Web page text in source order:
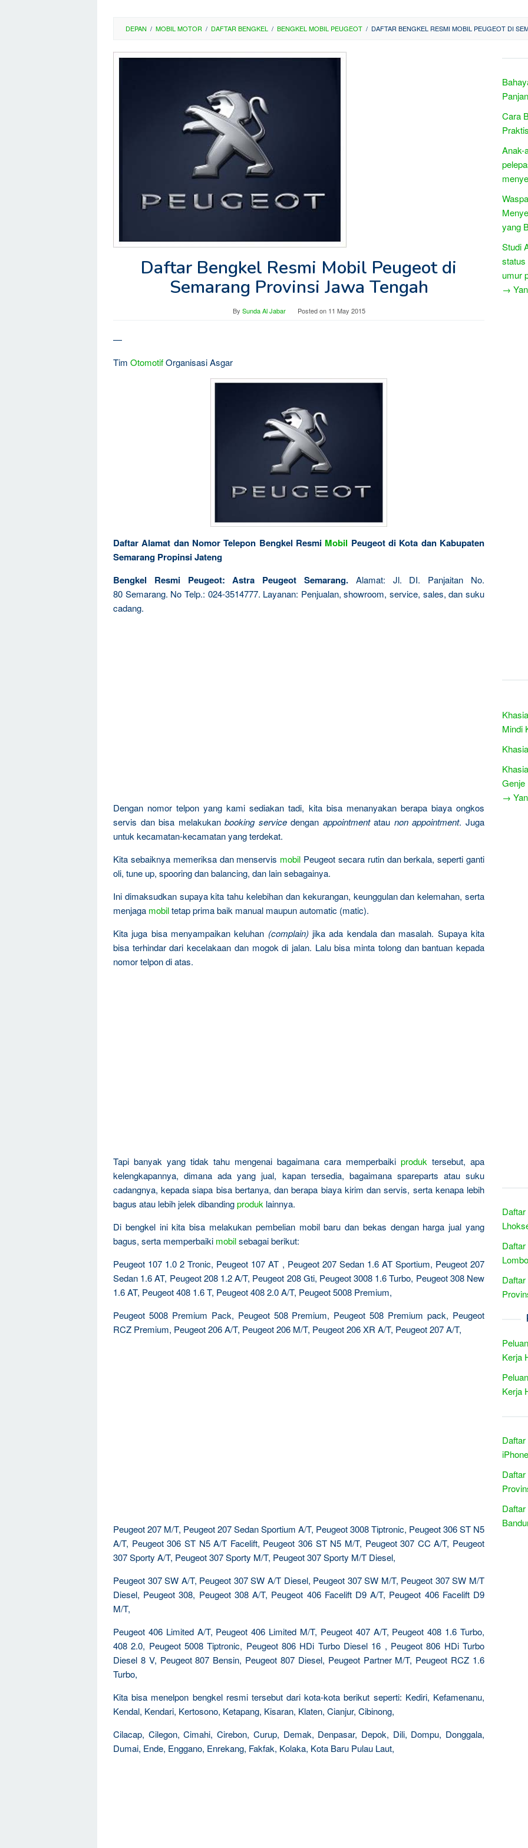
DEPAN / MOBIL MOTOR / DAFTAR BENGKEL / BENGKEL MOBIL PEUGEOT / DAFTAR BENGKEL RESMI MOBIL PEUGEOT DI
Daftar Bengkel Resmi Mobil Peugeot di
Semarang Provinsi Jawa Tengah
By Sunda Al Jabar Posted on 11 May 2015
—
Tim OtomotifOrganisasi Asgar
Daftar Alamat dan Nomor Telepon Bengkel Resmi Mobil Peugeot di Kota dan Kabupaten
Semarang Propinsi Jateng
Bengkel Resmi Peugeot: Astra Peugeot Semarang. Alamat: Jl. DI. Panjaitan No.
80 Semarang. No Telp.: 024-3514777. Layanan: Penjualan, showroom, service, sales, dan suku
cadang.
Dengan nomor telpon yang kami sediakan tadi, kita bisa menanyakan berapa biaya ongkos
servis dan bisa melakukanbooking servicedengan appointmentatau non appointment. Juga
untuk kecamatan-kecamatan yang terdekat.
Kita sebaiknya memeriksa dan menservis mobil Peugeot secara rutin dan berkala, seperti ganti
oli, tune up, spooring dan balancing, dan lain sebagainya.
Ini dimaksudkan supaya kita tahu kelebihan dan kekurangan, keunggulan dan kelemahan, serta
menjaga mobiltetap prima baik manual maupun automatic (matic).
Kita juga bisa menyampaikan keluhan (complain) jika ada kendala dan masalah. Supaya kita
bisa terhindar dari kecelakaan dan mogok di jalan. Lalu bisa minta tolong dan bantuan kepada
nomor telpon di atas.
Tapi banyak yang tidak tahu mengenai bagaimana cara memperbaiki produk tersebut, apa
kelengkapannya, dimana ada yang jual, kapan tersedia, bagaimana spareparts atau suku
cadangnya, kepada siapa bisa bertanya, dan berapa biaya kirim dan servis, serta kenapa lebih
bagus atau lebih jelek dibandingproduk lainnya.
Di bengkel ini kita bisa melakukan pembelian mobil baru dan bekas dengan harga jual yang
bagus, serta memperbaiki mobilsebagai berikut:
Peugeot 107 1.0 2 Tronic, Peugeot 107 AT , Peugeot 207 Sedan 1.6 AT Sportium, Peugeot 207
Sedan 1.6 AT, Peugeot 208 1.2 A/T, Peugeot 208 Gti, Peugeot 3008 1.6 Turbo, Peugeot 308 New
1.6 AT, Peugeot 408 1.6 T, Peugeot 408 2.0 A/T, Peugeot 5008 Premium,
Peugeot 5008 Premium Pack, Peugeot 508 Premium, Peugeot 508 Premium pack, Peugeot
RCZ Premium, Peugeot 206 A/T, Peugeot 206 M/T, Peugeot 206 XR A/T, Peugeot 207 A/T,
Peugeot 207 M/T, Peugeot 207 Sedan Sportium A/T, Peugeot 3008 Tiptronic, Peugeot 306 ST N5
A/T, Peugeot 306 ST N5 A/T Facelift, Peugeot 306 ST N5 M/T, Peugeot 307 CC A/T, Peugeot
307 Sporty A/T, Peugeot 307 Sporty M/T, Peugeot 307 Sporty M/T Diesel,
Peugeot 307 SW A/T, Peugeot 307 SW A/T Diesel, Peugeot 307 SW M/T, Peugeot 307 SW M/T
Diesel, Peugeot 308, Peugeot 308 A/T, Peugeot 406 Facelift D9 A/T, Peugeot 406 Facelift D9
M/T,
Peugeot 406 Limited A/T, Peugeot 406 Limited M/T, Peugeot 407 A/T, Peugeot 408 1.6 Turbo,
408 2.0, Peugeot 5008 Tiptronic, Peugeot 806 HDi Turbo Diesel 16 , Peugeot 806 HDi Turbo
Diesel 8 V, Peugeot 807 Bensin, Peugeot 807 Diesel, Peugeot Partner M/T, Peugeot RCZ 1.6
Turbo,
Kita bisa menelpon bengkel resmi tersebut dari kota-kota berikut seperti: Kediri, Kefamenanu,
Kendal, Kendari, Kertosono, Ketapang, Kisaran, Klaten, Cianjur, Cibinong,
Cilacap, Cilegon, Cimahi, Cirebon, Curup, Demak, Denpasar, Depok, Dili, Dompu, Donggala,
Dumai, Ende, Enggano, Enrekang, Fakfak, Kolaka, Kota Baru Pulau Laut,
Cara
Anak-
yang
Studi
status
umur
→
Mindi
Genje
→
Kerja
Kerja